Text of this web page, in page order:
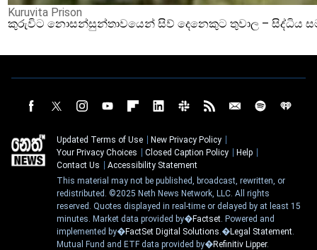
Kuruvita Prison
කුරුවිට නොසන්සුන්තාවයෙන් සිව් දෙනෙකුට තුවාල – සිද්ධිය
Updated Terms of Use
New Privacy Policy
Your Privacy Choices
Closed Caption Policy
Help
Contact Us
Accessibility Statement
This material may not be published, broadcast, rewritten, or
redistributed. ©2025 Neth News Network, LLC. All rights
reserved. Quotes displayed in real-time or delayed by at least 15
minutes. Market data provided by�Factset. Powered and
implemented by�FactSet Digital Solutions.�Legal Statement.
Mutual Fund and ETF data provided by�Refinitiv Lipper.